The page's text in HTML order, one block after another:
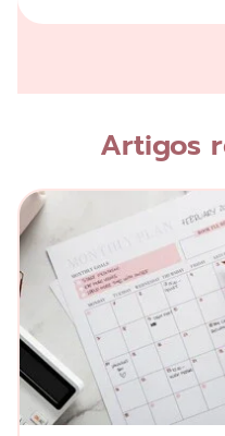
Avaliação
Escreva a sua opinião
Artigos